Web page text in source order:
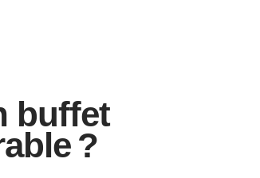
buffet
?